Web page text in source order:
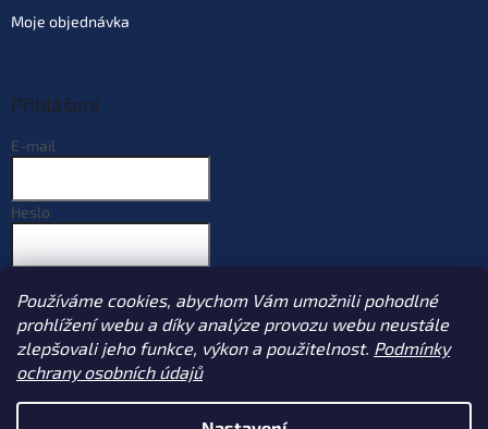
Používáme cookies, abychom Vám umožnili pohodlné
prohlížení webu a díky analýze provozu webu neustále
zlepšovali jeho funkce, výkon a použitelnost. Podmínky
ochrany osobních údajů
Moje objednávka
Přihlášení
E-mail
Heslo
Nová registrace
Zapomenuté heslo